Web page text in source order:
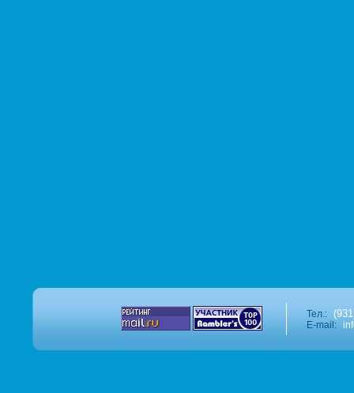
Тел.:
E-mail: